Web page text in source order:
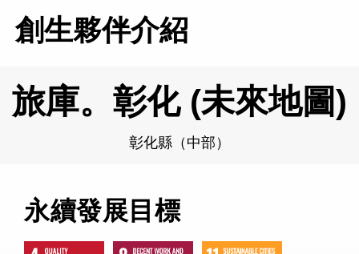
創生夥伴介紹
旅庫。彰化 (未來地圖)
彰化縣（中部）
永續發展目標